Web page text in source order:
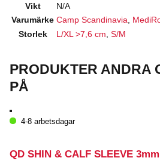
Vikt
N/A
Varumärke Camp Scandinavia
Storlek
L/XL >7,6 cm S/M
PRODUKTER ANDRA
PÅ
4-8 arbetsdagar
QD SHIN & CALF SLEEVE 3mm